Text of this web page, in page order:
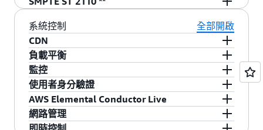
⦁ AAC
⦁ MPEG-1 第二層
⦁ PCM
- SMPTE ST 2110-20 (未壓縮視訊) * **、2110-22
(JPEG XS 壓縮視訊*) * **、2110-30 (PCM) * **、
2110-31 (AC3、EAC3) * **、2110-40 (輔助資料)
與 SMPTE 2022-7 無縫保護切換 * **、NMOS IS-
04 探索和註冊** 以及 NMOS IS-05 裝置連接管理
**
- AWS Elemental MediaConnect、Zixi 推送協定
- SRT (呼叫者和接聽者模式)
- 使用子目錄
- 停用快取
- 浮點資訊清單
- 解析度標籤
- 壓縮的資訊清單
- 使用 Pantos 7 CODEC 識別碼
- 程式-日期-時間標籤
- 隱藏式字幕標籤
- 廣告標記 - Adobe
- 最短緩衝時間
4K) * **
- SMPTE ST 2110-22 JPEG XS 解壓縮的影片
(SD、HD) * **
- SMPTE ST 2110-30 PCM 音訊 * **
- SMPTE ST 2110-31 AC3 和 EAC3 音訊 * **
- SMPTE ST 2110-40 輔助資料 * **
- SMPTE ST 2022-7 無縫保護切換 **
- SCTE 35 至 SCTE 104 直通 **
系統控制
全部開啟
CDN
- 整合的 CDN 支援：基本 PUT、WebDav 和
Akamai
負載平衡
- 手動或自動負載平衡選項
- 通知和提醒
監控
- 系統資源和統計監控
使用者身分驗證
- 多身份驗證層、Amazon S3 公有和私有金鑰
AWS Elemental Conductor Live
- 用於多系統組態中的控制、監控和工作者故障復
原的單獨管理系統
網路管理
- SNMP 版本 2c